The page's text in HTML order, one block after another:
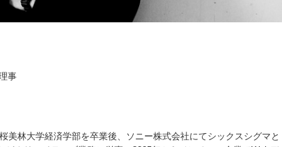
事
美林大学経済学部を卒業後、ソニー株式会社にてシックスシグマと